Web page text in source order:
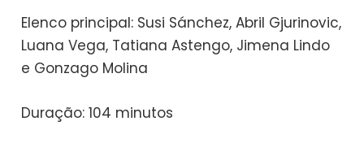
Elenco principal: Susi Sánchez, Abril Gjurinovic,
Luana Vega, Tatiana Astengo, Jimena Lindo
e Gonzago Molina
Duração: 104 minutos